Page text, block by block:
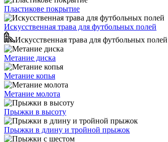
Пластикове покрытие
Искусственная трава для футбольных полей
Искусственная трава для футбольных полей
Метание диска
Метание копья
Метание молота
Прыжки в высоту
Прыжки в длину и тройной прыжок